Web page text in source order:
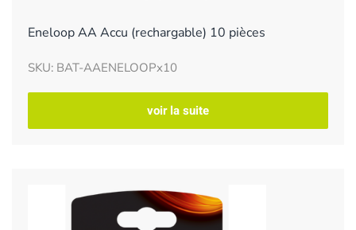
Eneloop AA Accu (rechargable) 10 pièces
SKU: BAT-AAENELOOPx10
voir la suite